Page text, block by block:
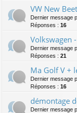
VW New
Dernier message
Réponses : 16
Volkswagen
Dernier message
Réponses : 21
Ma Golf V +
Dernier message
Réponses : 16
démontage
Dernier message